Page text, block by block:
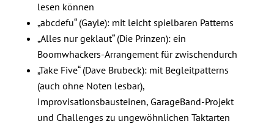
lesen können
„abcdefu“ (Gayle): mit leicht spielbaren Patterns
„Alles nur geklaut“ (Die Prinzen): ein
Boomwhackers-Arrangement für zwischendurch
„Take Five“ (Dave Brubeck): mit Begleitpatterns
(auch ohne Noten lesbar),
Improvisationsbausteinen, GarageBand-Projekt
und Challenges zu ungewöhnlichen Taktarten